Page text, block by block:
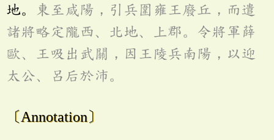
地。
東至咸陽，引兵圍雍王廢丘，而遣
諸將略定隴西、北地、上郡。令將軍薛
歐、王吸出武關，因王陵兵南陽，以迎
太公、呂后於沛。
〔Annotation〕